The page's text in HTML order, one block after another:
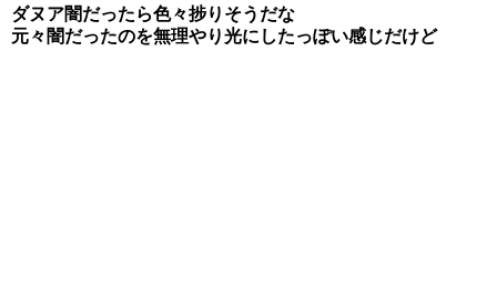
ダヌア闇だったら色々捗りそうだな
元々闇だったのを無理やり光にしたっぽい感じだけど